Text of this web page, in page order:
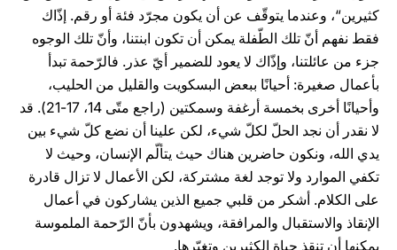
كثيرين“، وعندما يتوقّف عن أن يكون مجرّد فئة أو رقم. إذّاك
فقط نفهم أنّ تلك الطّفلة يمكن أن تكون ابنتنا، وأنّ تلك الوجوه
جزء من عائلتنا، وإذّاك لا يعود للضمير أيّ عذر. فالرّحمة تبدأ
بأعمال صغيرة: أحيانًا ببعض البسكويت والقليل من الحليب،
وأحيانًا أخرى بخمسة أرغفة وسمكتين (راجع متّى 14، 17-21). قد
لا نقدر أن نجد الحلّ لكلّ شيء، لكن علينا أن نضع كلّ شيء بين
يدي الله، ونكون حاضرين هناك حيث يتألّم الإنسان، وحيث لا
تكفي الموارد ولا توجد لغة مشتركة، لكن الأعمال لا تزال قادرة
على الكلام. أشكر من قلبي جميع الذين يشاركون في أعمال
الإنقاذ والاستقبال والمرافقة، ويشهدون بأنّ الرّحمة الملموسة
يمكنها أن تنقذ حياة الكثيرين وتغيّرها.